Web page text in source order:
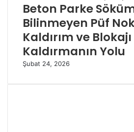
Beton Parke
Bilinmeyen Püf
Kaldırım ve
Kaldırmanın Yolu
Şubat 24, 2026